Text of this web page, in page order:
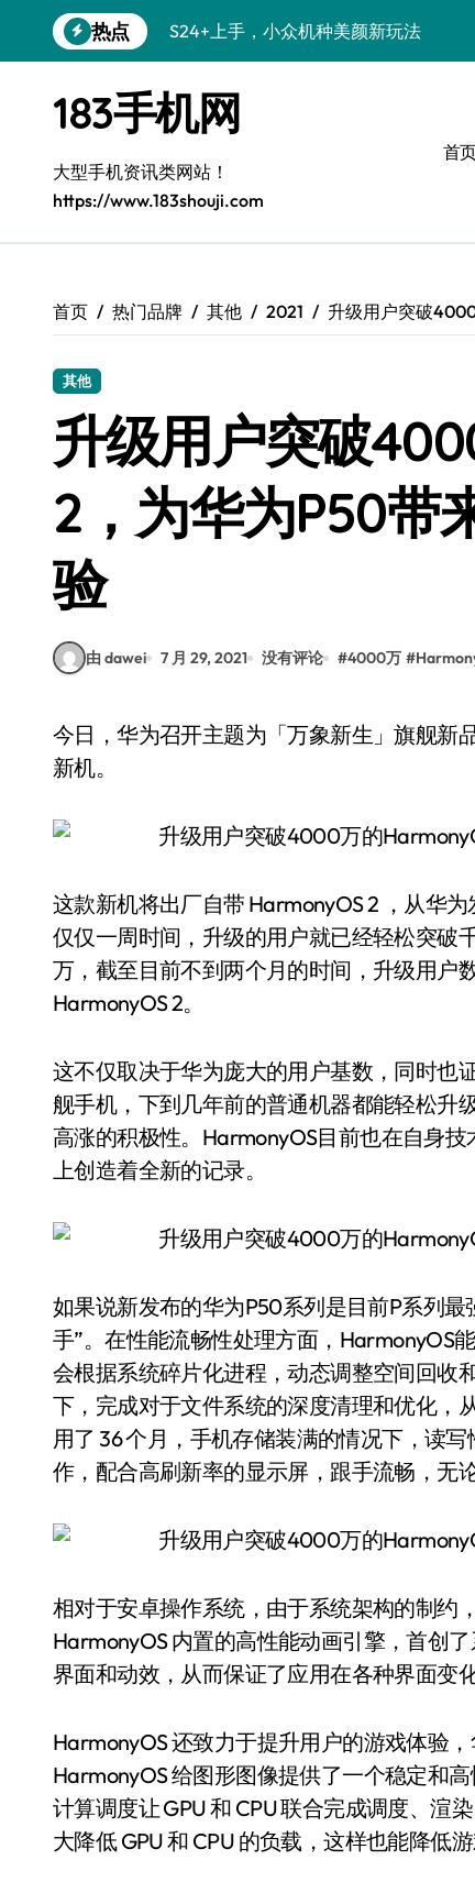
到
热点
S24+上手，小众机种美颜新玩法
A56 5G登场，小众旗舰新风尚
三星S26小众机美出圈：个性化装扮秘籍
S25个性美化秘籍，小众玩法炫酷上线！
C55 5G焕新秘籍：三星潮流定制解锁
Galaxy Z Flip6：小众潮机，折叠美学
S25 Ultra颜值封神！定制主题潮到骨子
183手机网
大型手机资讯类网站！
https://www.183shouji.com
首
首页 热门品牌 其他 2021 升级用户突破
其他
升级用户突破
2，为华为P50带
验
由 dawei 7 月 29, 2021 没有评论 #4000万 #
今日，华为召开主题为「万象新生」旗舰新品发布会，发布了全新的影像性能旗舰华为 P50 系列
新机。
这款新机将出厂自带 HarmonyOS 2 ，从华
仅仅一周时间，升级的用户就已经轻松突破
万，截至目前不到两个月的时间，升级用户
HarmonyOS 2。
这不仅取决于华为庞大的用户基数，同时也
舰手机，下到几年前的普通机器都能轻松升
高涨的积极性。HarmonyOS目前也在自身
上创造着全新的记录。
如果说新发布的华为P50系列是目前P系列
手”。在性能流畅性处理方面，HarmonyOS
会根据系统碎片化进程，动态调整空间回收
下，完成对于文件系统的深度清理和优化，
用了 36 个月，手机存储装满的情况下，读
作，配合高刷新率的显示屏，跟手流畅，无
相对于安卓操作系统，由于系统架构的制约
HarmonyOS 内置的高性能动画引擎，首创
界面和动效，从而保证了应用在各种界面变
HarmonyOS 还致力于提升用户的游戏体验
HarmonyOS 给图形图像提供了一个稳定和
计算调度让 GPU 和 CPU 联合完成调度、渲
大降低 GPU 和 CPU 的负载，这样也能降低